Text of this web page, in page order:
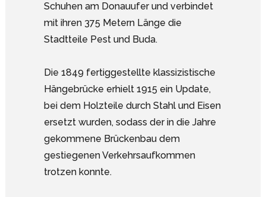
Schuhen am Donauufer und verbindet
mit ihren 375 Metern Länge die
Stadtteile Pest und Buda.
Die 1849 fertiggestellte klassizistische
Hängebrücke erhielt 1915 ein Update,
bei dem Holzteile durch Stahl und Eisen
ersetzt wurden, sodass der in die Jahre
gekommene Brückenbau dem
gestiegenen Verkehrsaufkommen
trotzen konnte.